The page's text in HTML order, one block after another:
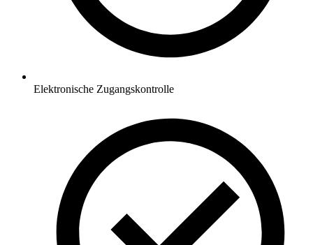
Elektronische Zugangskontrolle